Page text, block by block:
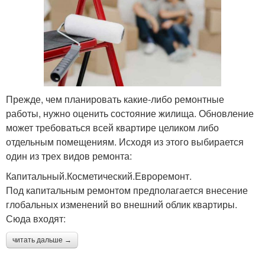
Прежде, чем планировать какие-либо ремонтные
работы, нужно оценить состояние жилища. Обновление
может требоваться всей квартире целиком либо
отдельным помещениям. Исходя из этого выбирается
один из трех видов ремонта:
Капитальный.Косметический.Евроремонт.
Под капитальным ремонтом предполагается внесение
глобальных изменений во внешний облик квартиры.
Сюда входят:
читать дальше →